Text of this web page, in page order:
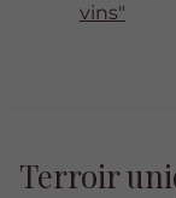
vins"
Terroir